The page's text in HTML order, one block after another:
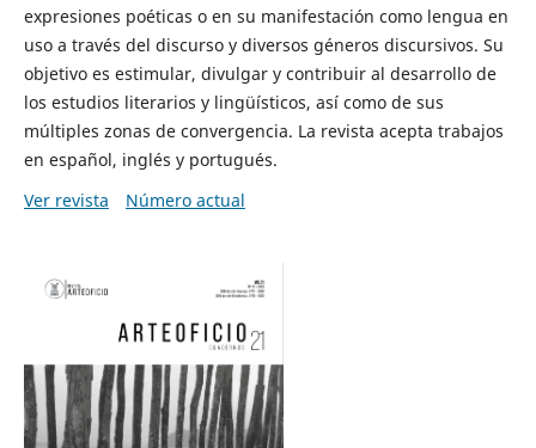
expresiones poéticas o en su manifestación como lengua en
uso a través del discurso y diversos géneros discursivos. Su
objetivo es estimular, divulgar y contribuir al desarrollo de
los estudios literarios y lingüísticos, así como de sus
múltiples zonas de convergencia. La revista acepta trabajos
en español, inglés y portugués.
Ver revista
Número actual